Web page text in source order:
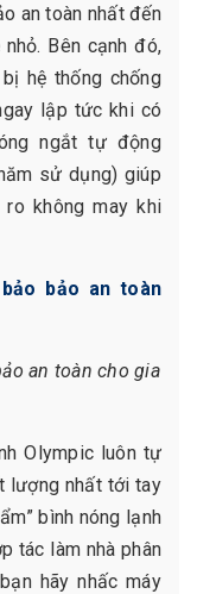
an toàn nhất đến
Bên cạnh đó,
hệ thống chống
lập tức khi có
ngắt tự động
sử dụng) giúp
không may khi
an toàn cho gia
Olympic luôn tự
lượng nhất tới tay
bình nóng lạnh
tác làm nhà phân
hãy nhấc máy